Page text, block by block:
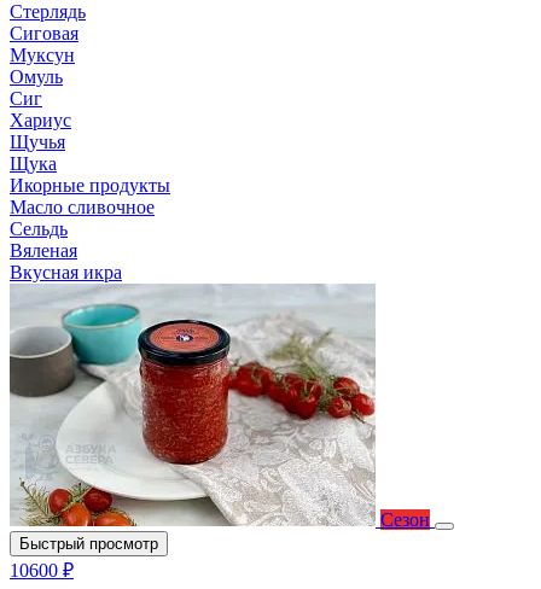
Стерлядь
Сиговая
Муксун
Омуль
Сиг
Хариус
Щучья
Щука
Икорные продукты
Масло сливочное
Сельдь
Вяленая
Вкусная икра
Сезон
Быстрый просмотр
10600 ₽